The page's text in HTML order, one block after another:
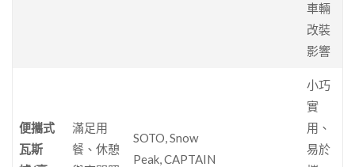
車輛
改裝
影響
便攜式
瓦斯
滿足用
餐、休憩
SOTO, Snow
Peak, CAPTAIN
小巧
實
用、
易於